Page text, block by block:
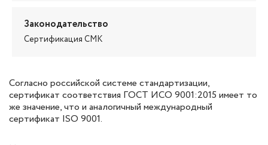
Законодательство
Сертификация СМК
Согласно российской системе стандартизации,
сертификат соответствия ГОСТ ИСО 9001:2015 имеет то
же значение, что и аналогичный международный
сертификат ISO 9001.